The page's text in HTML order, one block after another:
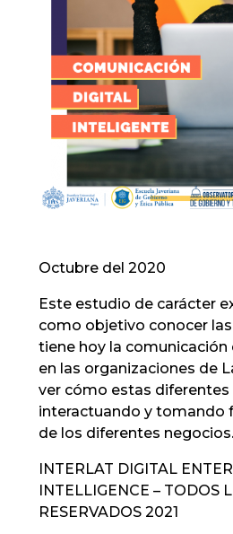
Octubre del 2020
Este estudio de carácter
como objetivo conocer
tiene hoy la
en las organizaciones de
ver cómo estas
interactuando y tomando
de los diferentes negocios.
INTERLAT DIGITAL
INTELLIGENCE – TODOS
RESERVADOS 2021